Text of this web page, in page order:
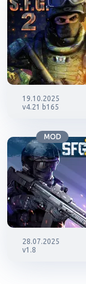
19.10.2025
v4.21 b165
MOD
28.07.2025
v1.8